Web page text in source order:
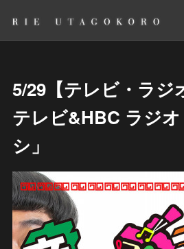
5/29【テレビ・ラジ
テレビ&HBC ラジ
シ」